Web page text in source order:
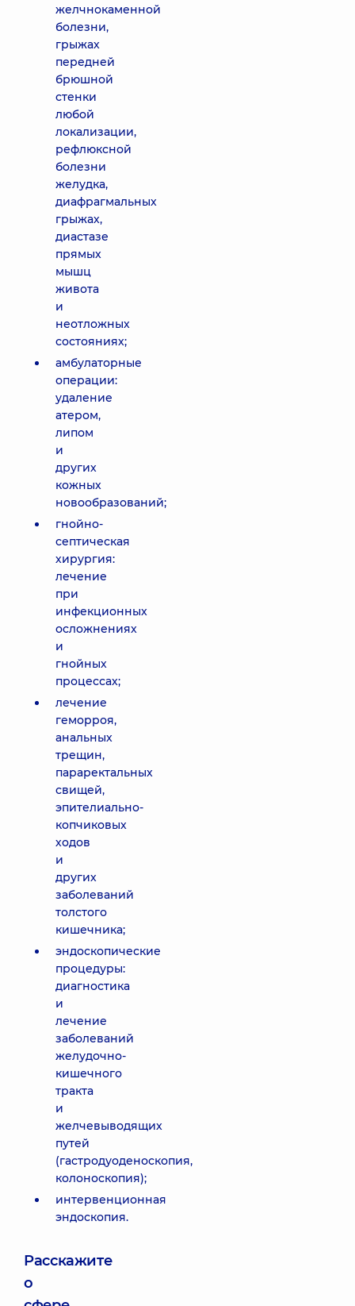
желчнокаменной
болезни,
грыжах
передней
брюшной
стенки
любой
локализации,
рефлюксной
болезни
желудка,
диафрагмальных
грыжах,
диастазе
прямых
мышц
живота
и
неотложных
состояниях;
амбулаторные
операции:
удаление
атером,
липом
и
других
кожных
новообразований;
гнойно-
септическая
хирургия:
лечение
при
инфекционных
осложнениях
и
гнойных
процессах;
лечение
геморроя,
анальных
трещин,
параректальных
свищей,
эпителиально-
копчиковых
ходов
и
других
заболеваний
толстого
кишечника;
эндоскопические
процедуры:
диагностика
и
лечение
заболеваний
желудочно-
кишечного
тракта
и
желчевыводящих
путей
(гастродуоденоскопия,
колоноскопия);
интервенционная
эндоскопия.
Расскажите
о